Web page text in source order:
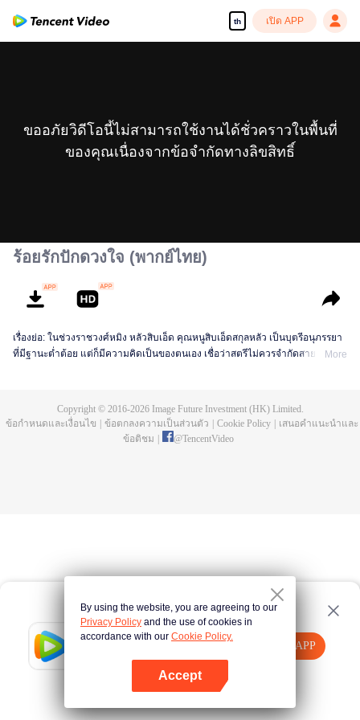
th เปิด APP
Tencent Video
เปิด APP
คลิกที่นี่ ลองใหม่อีกครั้ง
ขออภัยวิดีโอนี้ไม่สามารถใช้งานได้ชั่วคราวในพื้นที่
ของคุณเนื่องจากข้อจำกัดทางลิขสิทธิ์
ร้อยรักปักดวงใจ (พากย์ไทย)
เรื่องย่อ: ในช่วงราชวงศ์หมิง หลัวสิบเอ็ด คุณหนูสิบเอ็ดสกุลหลัว เป็นบุตรีอนุภรรยา
ที่มีฐานะต่ำต้อย แต่ก็มีความคิดเป็นของตนเอง เชื่อว่าสตรีไม่ควรจำกัดสายตาของ
อาศัยความพากเพียรจนได้รับความไว้วางใจจากผู้คนในสกุลสวี ได้รับหน้าที่ให้
More
Copyright © 2016-2026Image Future Investment (HK) Limited.
ข้อกำหนดและเงื่อนไข
ข้อตกลงความเป็นส่วนตัว Cookie Policy
เสนอคำแนะนำและ
ข้อติชม
@TencentVideo
By using the website, you are agreeing to our
Privacy Policy and the use of cookies in
accordance with our Cookie Policy.
Accept